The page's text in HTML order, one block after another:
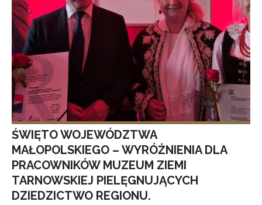
ŚWIĘTO WOJEWÓDZTWA
MAŁOPOLSKIEGO – WYRÓŻNIENIA DLA
PRACOWNIKÓW MUZEUM ZIEMI
TARNOWSKIEJ PIELĘGNUJĄCYCH
DZIEDZICTWO REGIONU.